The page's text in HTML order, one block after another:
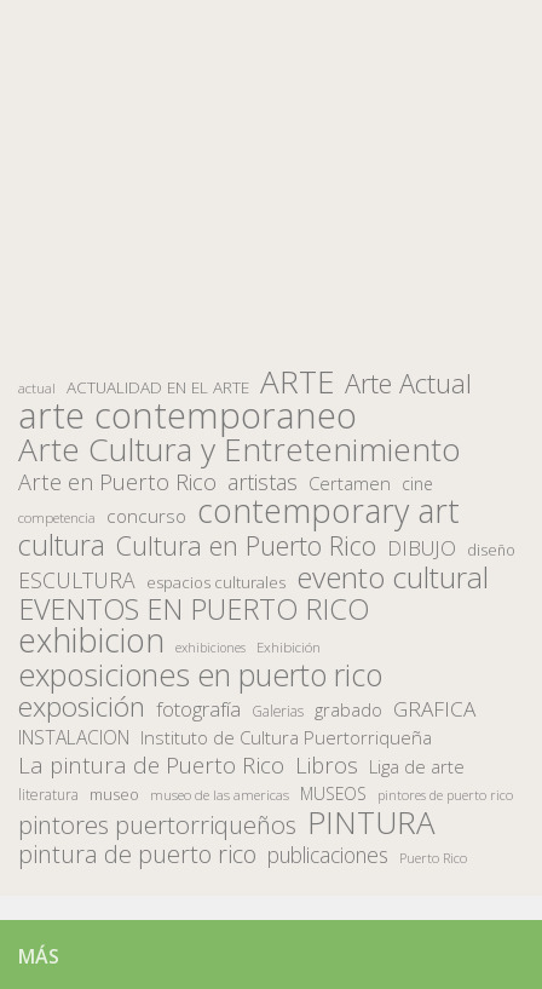
actual ACTUALIDAD EN EL ARTE ARTE Arte Actual
arte contemporaneo
Arte Cultura y Entretenimiento
Arte en Puerto Rico artistas Certamen cine
competencia concurso contemporary art
cultura Cultura en Puerto Rico DIBUJO diseño
ESCULTURA espacios culturales evento cultural
EVENTOS EN PUERTO RICO
exhibicion exhibiciones Exhibición
exposiciones en puerto rico
exposición fotografía Galerias grabado GRAFICA
INSTALACION Instituto de Cultura Puertorriqueña
La pintura de Puerto Rico Libros Liga de arte
literatura museo museo de las americas MUSEOS pintores de puerto rico
pintores puertorriqueños PINTURA
pintura de puerto rico publicaciones Puerto Rico
MÁS